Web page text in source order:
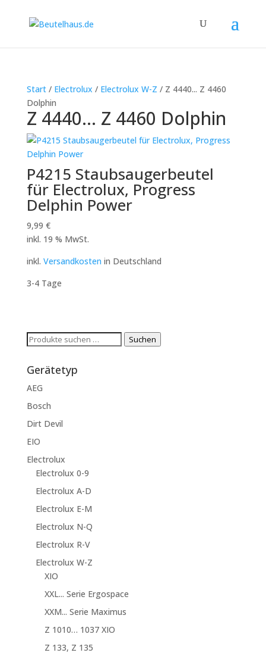
Start/ Electrolux / Electrolux W-Z / Z 4440... Z 4460
Dolphin
Z 4440... Z 4460 Dolphin
P4215 Staubsaugerbeutel
für Electrolux, Progress
Delphin Power
9,99 €
inkl. 19 % MwSt.
inkl. Versandkosten in Deutschland
3-4 Tage
Suchen
Suchen
Gerätetyp
AEG
Bosch
Dirt Devil
EIO
Electrolux
Electrolux 0-9
Electrolux A-D
Electrolux E-M
Electrolux N-Q
Electrolux R-V
Electrolux W-Z
XIO
XXL... Serie Ergospace
XXM... Serie Maximus
Z 1010… 1037 XIO
Z 133, Z 135